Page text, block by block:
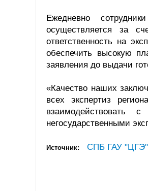
Ежедневно
осуществляется за
ответственность на
обеспечить высокую
заявления до выдачи
«Качество наших
всех экспертиз
взаимодействовать
негосударственными
Источник: СПБ ГАУ "ЦГЭ"